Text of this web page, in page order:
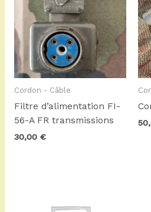
Cordon - Câble
Filtre d’alimentation FI-
56-A FR transmissions
30,00 €